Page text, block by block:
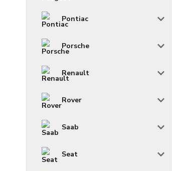
Pontiac
Porsche
Renault
Rover
Saab
Seat